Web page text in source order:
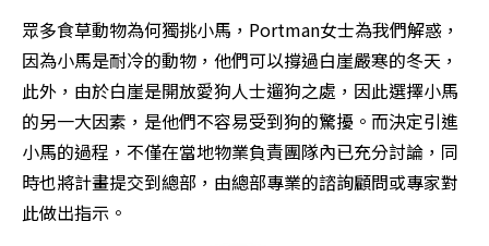
眾多食草動物為何獨挑小馬，Portman女士為我們解惑，
因為小馬是耐冷的動物，他們可以撐過白崖嚴寒的冬天，
此外，由於白崖是開放愛狗人士遛狗之處，因此選擇小馬
的另一大因素，是他們不容易受到狗的驚擾。而決定引進
小馬的過程，不僅在當地物業負責團隊內已充分討論，同
時也將計畫提交到總部，由總部專業的諮詢顧問或專家對
此做出指示。